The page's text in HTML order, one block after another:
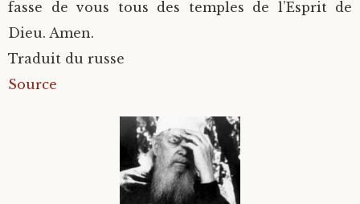
fasse de vous tous des temples de l’Esprit de
Dieu. Amen.
Traduit du russe
Source